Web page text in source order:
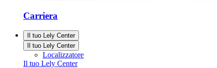
Carriera
Il tuo Lely Center
Il tuo Lely Center
Localizzatore
Il tuo Lely Center